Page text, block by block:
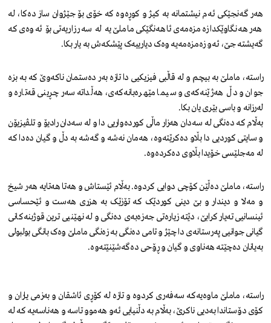
هەر گەنجێکی ئەم نیشتمانە بە کیژ و کوڕەوە کە خۆی بۆ جێژوان ساز دەکا، لە
هەر هەنگاوێکدا زەمزەمەی ئاهەنگێکی ماملێ یە لە سەر زاریەتی بۆ ئەوەی کە
گەیشتە جێ، ئەو زەمزەمەیە وەک دیارییەک پێشکەش بە یار بکا.
راستە، ماملێ بە بیچم و لە قاڵبی فیزیکیی دا تازە بەر دەستمان ناکەوێ کە بە بزە
جوان و دڵ هەژێنەکەی و سیما مێهرەبانەکەی، هەڵداتە سەر چڕینی قەتارە و
لەرزانە و باسی بێری یان بکا.
بەڵام کە دەنگی لە سەدان هەزار ماڵی کوردەواریی دا و لە سەدان رادیۆ و تلڤیزیۆن
و سایتی کوردیی دا بڵاو دەکرێتەوە، هەمان نەشە و گەشە بە دڵ و گیان دەدا کە
لە مەجلێسی خۆیدا بڵاوی دەکردەوە.
راستە، ماملێ دەڵێن کۆچی دوایی کردوە. بەڵام ئێستاش و هەتا هەتایە هەر شیخ
و مەلا و دیندار و بێ دینی کوردێک کە تۆزێک بە هزری هەست و ئێحساسی
ئینسانیی تەیار کرابێ، دێتە زیارەتی جەزەبەی دەنگی و لە نهێنیی ترین قوژبنەکانی
گیانی جوانیی پەرستانەی دا چێژ و تامی دەنگی بە زەنگی ماملێ وەک بانگی بولبولی
بەیانان دەچێتە هەناوی و گیان و ڕۆحی دەگەشێنێتەوە.
راستە، ماملێ ماوەیەکە سەفەری کردوە و تازە لە کۆڕی ئاشقان و بەزمی یاران و
کۆی دۆستاندا بەدیی ناکرێ، بەڵام بە دڵنیایی ئەو هەموو تاسە و هەناسەیە کە لە